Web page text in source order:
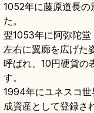
1052年に藤原道長の
た。
翌1053年に阿弥陀堂
左右に翼廊を広げた
呼ばれ、10円硬貨の
す。
1994年にユネスコ
成資産として登録さ